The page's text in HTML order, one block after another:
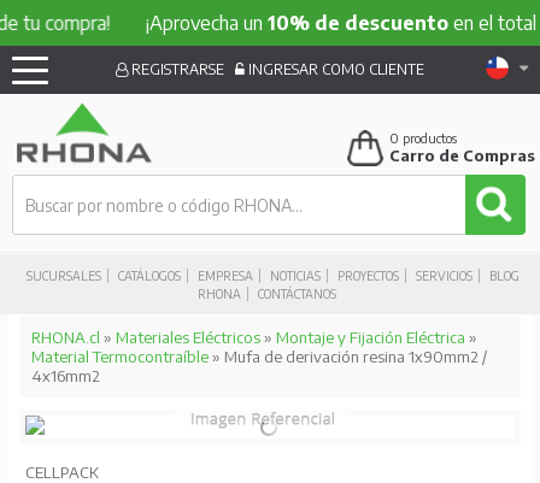
¡Aprovecha un10% de descuentoen el total de tu
SUCURSALES CATÁLOGOS EMPRESA NOTICIAS PROYECTOS SERVICIOS
BLOG
RHONA
CONTÁCTANOS
REGISTRARSE INGRESAR COMO CLIENTE
0 productos
Carro de Compras
RHONA.cl » Materiales Eléctricos» Montaje y Fijación Eléctrica »
Material Termocontraíble» Mufa de derivación resina 1x90mm2 /
4x16mm2
CELLPACK